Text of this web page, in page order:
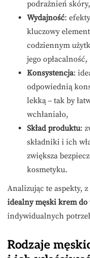
podrażnień skóry,
Wydajność:
kluczowy
codziennym
jego opłacalność,
Konsystencja:
odpowiednią
lekką – tak by
wchłaniało,
Skład produktu:
składniki i ich
zwiększa
kosmetyku.
Analizując te aspekty,
idealny męski krem do
indywidualnych
Rodzaje